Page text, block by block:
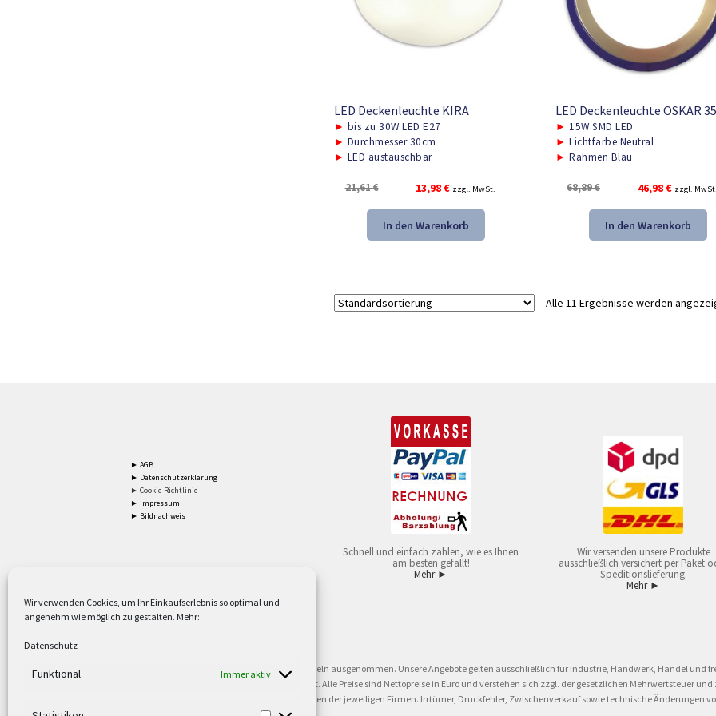
Wir verwenden Cookies, um Ihr Einkaufserlebnis so optimal und
angenehm wie möglich zu gestalten. Mehr:
Datenschutz-
Funktional Immer aktiv
LED Deckenleuchte KIRA
► bis zu 30W LED E27
► Durchmesser 30cm
► LED austauschbar
21,61€
Ursprünglicher
war:
21,61 €
13,98€Aktueller
ist:
13,98 €.
zzgl. MwSt.
In den Warenkorb
LED Deckenleuchte OSKAR
► 15W SMD LED
► Lichtfarbe Neutral
► Rahmen Blau
68,89€
Ursprünglicher
war:
68,89 €
46,98€Aktueller
ist:
46,98 €.
zzgl. MwSt.
In den Warenkorb
Alle 11 Ergebnisse werden
► AGB
► Datenschutzerklärung
► Cookie-Richtlinie
► Impressum
► Bildnachweis
Schnell und einfach zahlen, wie es Ihnen
am besten gefällt!
Mehr ►
Wir versenden unsere Produkte
ausschließlich versichert per Paket
Speditionslieferung.
Mehr ►
Versandkostenfrei ab 59,90 € Nettowarenwert. Inseln ausgenommen. Unsere Angebote gelten ausschließlich für Industrie, Handwerk, Handel und
oder gewerblichen Tätigkeit. Kein Verkauf an privat. Alle Preise sind Nettopreise in Euro und verstehen sich zzgl. der gesetzlichen Mehrwertsteuer
sind Warenzeichen oder eingetragene Warenzeichen der jeweiligen Firmen. Irrtümer, Druckfehler, Zwischenverkauf sowie technische Änderungen